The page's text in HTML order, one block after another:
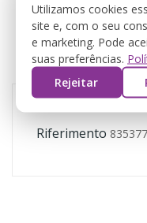
Riferimento
Utilizamos cookies
site e, com o seu
e marketing. Pode
suas preferências.
Rejeitar